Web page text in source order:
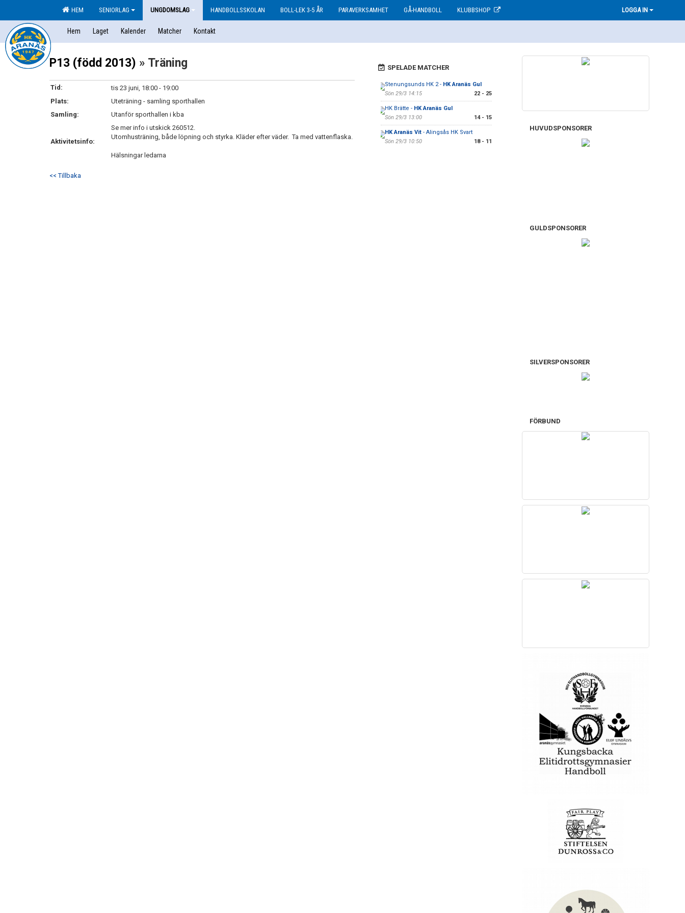
HEM SENIORLAG UNGDOMSLAG HANDBOLLSSKOLAN BOLL-LEK 3-5 ÅR PARAVERKSAMHET GÅ-HANDBOLL KLUBBSHOP LOGGA IN
Hem Laget Kalender Matcher Kontakt
P13 (född 2013) » Träning
Tid:
tis 23 juni, 18:00 - 19:00
Plats:
Uteträning - samling sporthallen
Samling:
Utanför sporthallen i kba
Aktivitetsinfo:
Se mer info i utskick 260512.
Utomhusträning, både löpning och styrka. Kläder efter väder. Ta med vattenflaska.
Hälsningar ledarna
<< Tillbaka
SPELADE MATCHER
Stenungsunds HK 2 - HK Aranäs Gul
Sön 29/3 14:15
22 - 25
HK Brätte - HK Aranäs Gul
Sön 29/3 13:00
14 - 15
HK Aranäs Vit- Alingsås HK Svart
Sön 29/3 10:50
18 - 11
HUVUDSPONSORER
GULDSPONSORER
SILVERSPONSORER
FÖRBUND